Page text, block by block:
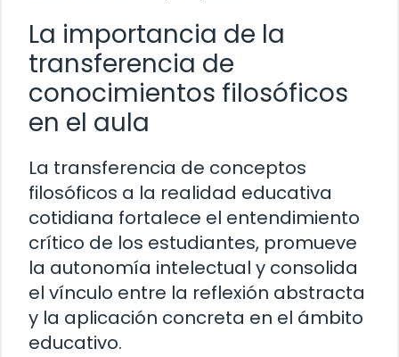
La importancia de la
transferencia de
conocimientos filosóficos
en el aula
La transferencia de conceptos
filosóficos a la realidad educativa
cotidiana fortalece el entendimiento
crítico de los estudiantes, promueve
la autonomía intelectual y consolida
el vínculo entre la reflexión abstracta
y la aplicación concreta en el ámbito
educativo.